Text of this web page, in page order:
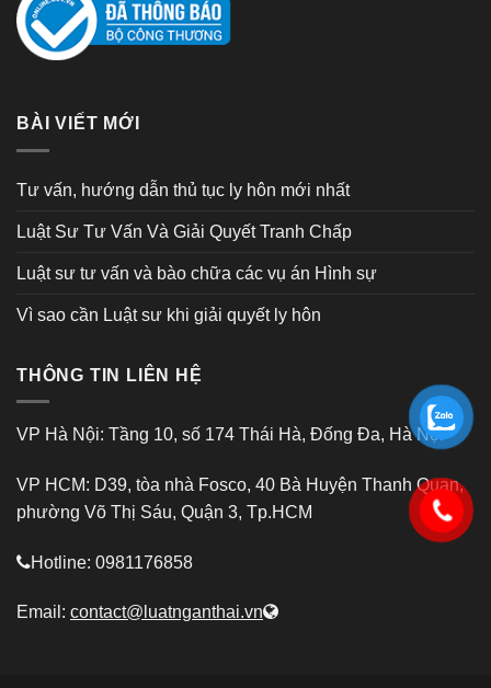
BÀI VIẾT MỚI
Tư vấn, hướng dẫn thủ tục ly hôn mới nhất
Luật Sư Tư Vấn Và Giải Quyết Tranh Chấp
Luật sư tư vấn và bào chữa các vụ án Hình sự
Vì sao cần Luật sư khi giải quyết ly hôn
THÔNG TIN LIÊN HỆ
VP Hà Nội: Tầng 10, số 174 Thái Hà, Đống Đa, Hà Nội
VP HCM: D39, tòa nhà Fosco, 40 Bà Huyện Thanh Quan,
phường Võ Thị Sáu, Quận 3, Tp.HCM
Hotline: 0981176858
Email: contact@luatnganthai.vn